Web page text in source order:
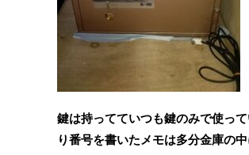
鍵は持ってていつも鍵のみで使っ
り番号を書いたメモは多分金庫の